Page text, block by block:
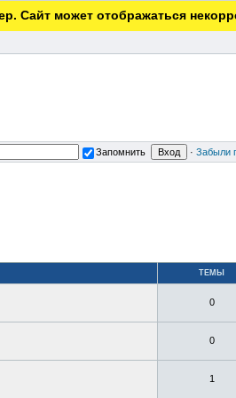
Сайт может отображаться
Запомнить · Забыли
ТЕМЫ
0
0
1